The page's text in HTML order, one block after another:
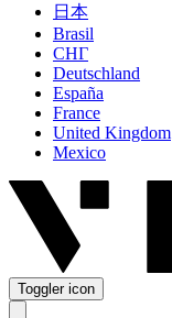
日本
Brasil
СНГ
Deutschland
España
France
United Kingdom
Mexico
Toggler icon